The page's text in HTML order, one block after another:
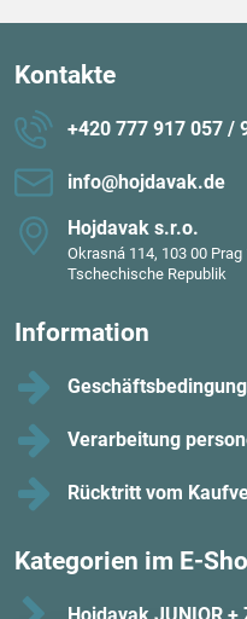
Kontakte
+420 777 917 057 /
info​@hojdavak​.de
Hojdavak s​.r​.o​.
Okrasná 114, 103 00 Prag
Tschechische Republik
Information
Verarbeitung
Rücktritt vom
Kategorien im E-